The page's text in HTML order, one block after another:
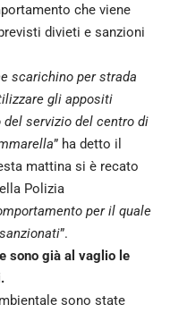
che viene
divieti e sanzioni
scarichino per strada
gli appositi
servizio del centro di
” ha detto il
mattina si è recato
Polizia
per il quale
”.
sono già al vaglio le
sono state